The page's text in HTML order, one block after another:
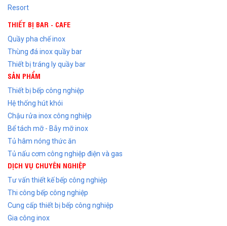
Resort
THIẾT BỊ BAR - CAFE
Quầy pha chế inox
Thùng đá inox quầy bar
Thiết bị tráng ly quầy bar
SẢN PHẨM
Thiết bị bếp công nghiệp
Hệ thống hút khói
Chậu rửa inox công nghiệp
Bể tách mỡ - Bẫy mỡ inox
Tủ hâm nóng thức ăn
Tủ nấu cơm công nghiệp điện và gas
DỊCH VỤ CHUYÊN NGHIỆP
Tư vấn thiết kế bếp công nghiệp
Thi công bếp công nghiệp
Cung cấp thiết bị bếp công nghiệp
Gia công inox